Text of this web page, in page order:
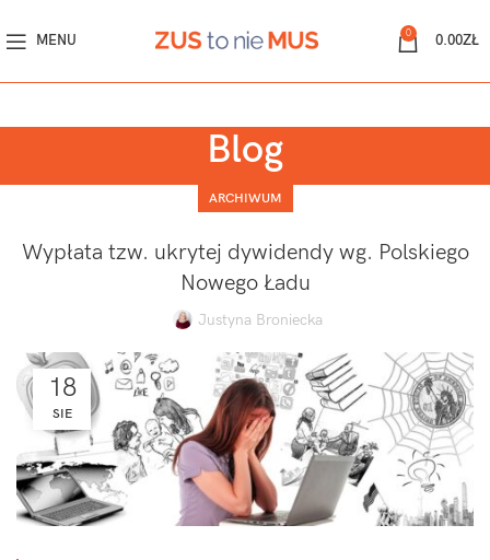
MENU 0 0.00ZŁ
Blog
ARCHIWUM
Wypłata tzw. ukrytej dywidendy wg. Polskiego
Nowego Ładu
Justyna Broniecka
18
SIE